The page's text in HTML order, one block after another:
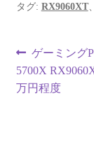
タグ: RX9060XT、
投
稿
前
の
投
ゲーミング
5700X
万円程度